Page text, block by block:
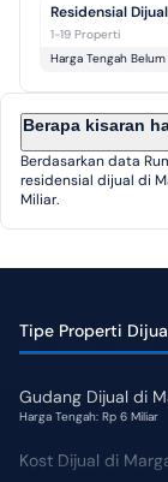
Residensial
1-19 Properti
Harga Tengah
Berapa kisaran
Berdasarkan data
residensial dijual di
Miliar.
Tipe Properti
Gudang Dijual di
Harga Tengah: Rp 6 Miliar
Kost Dijual di